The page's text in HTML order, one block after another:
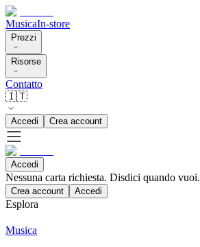
MusicaIn-store
Prezzi
Risorse
Contatto
🇮🇹
Accedi Crea account
Accedi
Nessuna carta richiesta. Disdici quando vuoi.
Crea account Accedi
Esplora
Musica